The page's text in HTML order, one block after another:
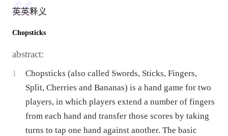
英英释义
Chopsticks
abstract:
1
Chopsticks (also called Swords, Sticks, Fingers,
Split, Cherries and Bananas) is a hand game for two
players, in which players extend a number of fingers
from each hand and transfer those scores by taking
turns to tap one hand against another. The basic